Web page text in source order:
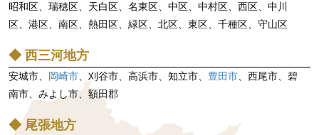
昭和区、瑞穂区、天白区、名東区、中区、中村区、西区、中川
区、港区、南区、熱田区、緑区、北区、東区、千種区、守山区
◆ 西三河地方
安城市、 岡崎市、刈谷市、高浜市、知立市、 豊田市、西尾市、碧
南市、みよし市、額田郡
◆ 尾張地方